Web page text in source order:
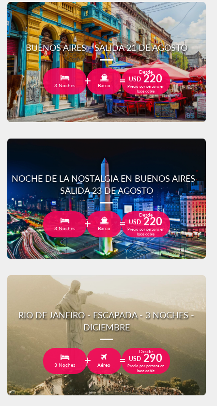
BUENOS AIRES - SALIDA 21 DE AGOSTO
3 Noches Barco
Desde
USD 220
Precio por persona en
base doble
NOCHE DE LA NOSTALGIA EN BUENOS AIRES -
SALIDA 23 DE AGOSTO
3 Noches Barco
Desde
USD 220
Precio por persona en
base doble
RIO DE JANEIRO - ESCAPADA - 3 NOCHES -
DICIEMBRE
3 Noches Aéreo
Desde
USD 290
Precio por persona en
base doble